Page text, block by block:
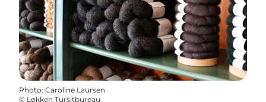
Photo: Caroline Laursen
© Løkken Tursitbureau